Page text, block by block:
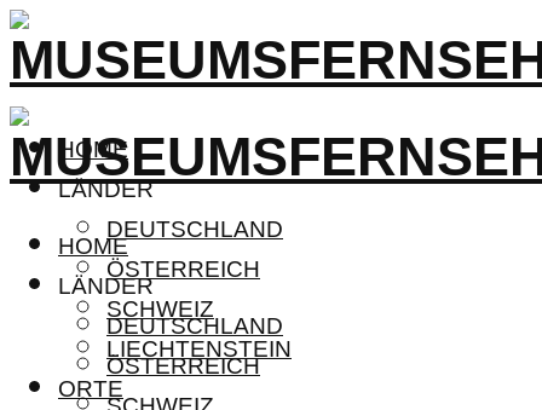
HOME
LÄNDER
DEUTSCHLAND
ÖSTERREICH
SCHWEIZ
LIECHTENSTEIN
ORTE
HOME
LÄNDER
DEUTSCHLAND
ÖSTERREICH